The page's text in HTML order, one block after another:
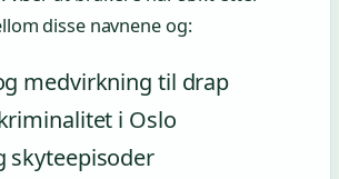
disse navnene og:
medvirkning til drap
i Oslo
skyteepisoder